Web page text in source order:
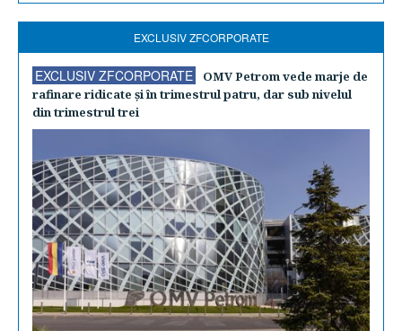
EXCLUSIV ZFCORPORATE
EXCLUSIV ZFCORPORATE
OMV Petrom vede marje de
rafinare ridicate şi în trimestrul patru, dar sub nivelul
din trimestrul trei